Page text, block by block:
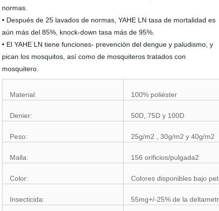
normas.
• Después de 25 lavados de normas, YAHE LN tasa de mortalidad es
aún más del 85%, knock-down tasa más de 95%.
• El YAHE LN tiene funciones- prevención del dengue y paludismo, y
pican los mosquitos, así como de mosquiteros tratados con
mosquitero.
Material: 100% poliéster
Denier: 50D, 75D y 100D
Peso: 25g/m2 , 30g/m2 y 40g/m2
Malla: 156 orificios/pulgada2
Color: Colores disponibles bajo
Insecticida: 55mg+/-25% de la